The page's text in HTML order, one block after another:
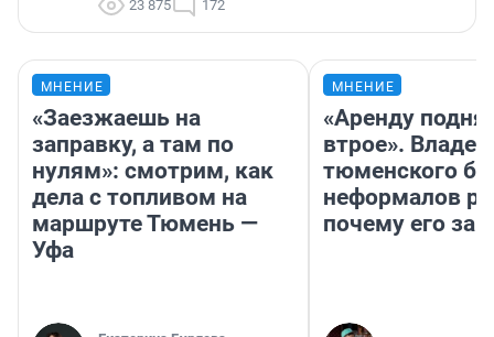
23 875 172
МНЕНИЕ
«Заезжаешь на
заправку, а там по
нулям»: смотрим, как
дела с топливом на
маршруте Тюмень —
Уфа
МНЕНИЕ
«Аренду
втрое».
тюменского
неформалов
почему его